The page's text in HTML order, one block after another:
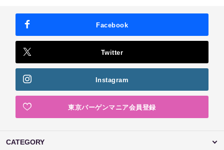
Facebook
Twitter
Instagram
東京バーゲンマニア会員登録
CATEGORY